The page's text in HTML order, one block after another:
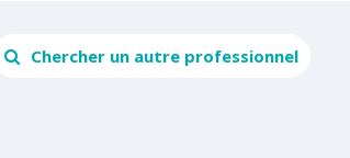
Chercher un autre professionnel